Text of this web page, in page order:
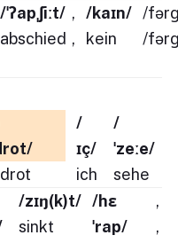
/ˈʔapˌʃiːt/
abschied
,
,
/kaɪn/
kein
/
/
/
ɪç/
ich
/
ˈzeːe/
sehe
/zɪŋ(k)t/
sinkt
/hɛ
ˈrap/
,
,